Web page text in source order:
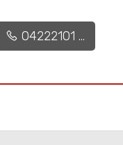
04222101 ...